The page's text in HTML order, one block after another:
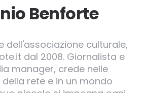
Benforte
dell'associazione culturale,
dal 2008. Giornalista e
manager, crede nelle
rete e in un mondo